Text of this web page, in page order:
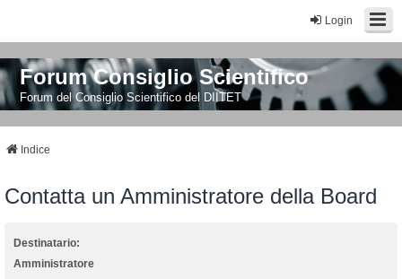
Login
Forum Consiglio Scientifico
Forum del Consiglio Scientifico del DIITET
Indice
Contatta un Amministratore della Board
Destinatario:
Amministratore